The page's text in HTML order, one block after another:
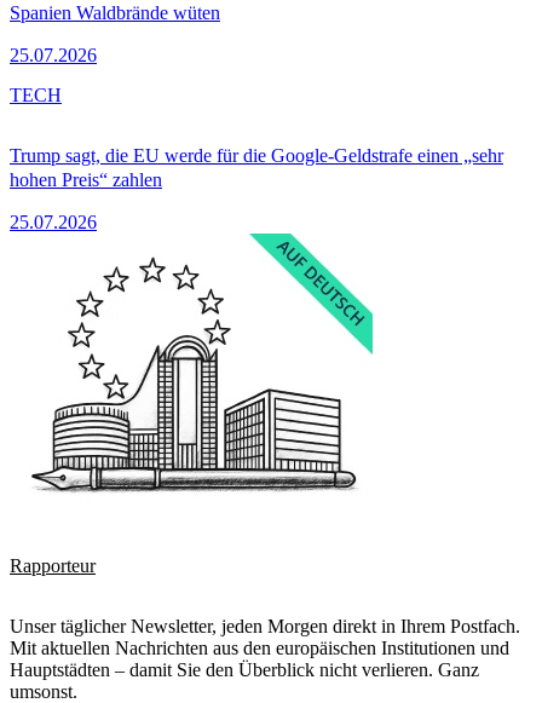
Spanien Waldbrände wüten
25.07.2026
Trump sagt, die EU werde für die Google-Geldstrafe einen „sehr
hohen Preis“ zahlen
25.07.2026
TECH
Rapporteur
Unser täglicher Newsletter, jeden Morgen direkt in Ihrem Postfach.
Mit aktuellen Nachrichten aus den europäischen Institutionen und
Hauptstädten – damit Sie den Überblick nicht verlieren. Ganz
umsonst.